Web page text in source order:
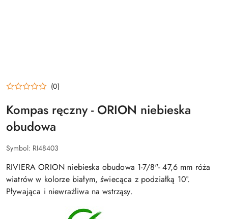
(0)
Kompas ręczny - ORION niebieska
obudowa
Symbol: RI48403
RIVIERA ORION niebieska obudowa 1-7/8"- 47,6 mm róża
wiatrów w kolorze białym, świecąca z podziałką 10°.
Pływająca i niewrażliwa na wstrząsy.